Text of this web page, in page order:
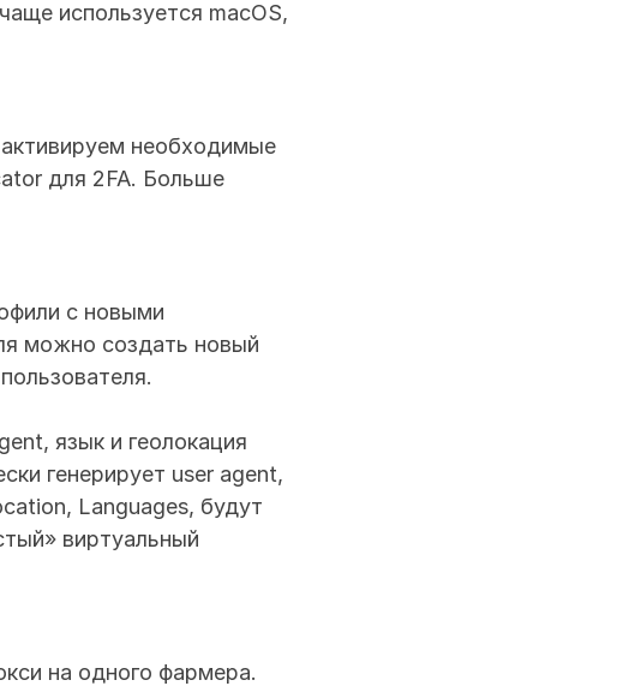
используется macOS,
необходимые
для 2FA. Больше
с новыми
можно создать новый
язык и геолокация
генерирует user agent,
Languages, будут
виртуальный
на одного фармера.